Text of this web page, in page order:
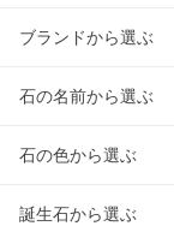
ブランドから選ぶ
石の名前から選ぶ
石の色から選ぶ
誕生石から選ぶ